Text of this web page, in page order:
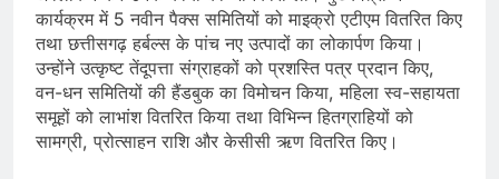
कार्यक्रम में 5 नवीन पैक्स समितियों को माइक्रो एटीएम वितरित किए
तथा छत्तीसगढ़ हर्बल्स के पांच नए उत्पादों का लोकार्पण किया।
उन्होंने उत्कृष्ट तेंदूपत्ता संग्राहकों को प्रशस्ति पत्र प्रदान किए,
वन-धन समितियों की हैंडबुक का विमोचन किया, महिला स्व-सहायता
समूहों को लाभांश वितरित किया तथा विभिन्न हितग्राहियों को
सामग्री, प्रोत्साहन राशि और केसीसी ऋण वितरित किए।